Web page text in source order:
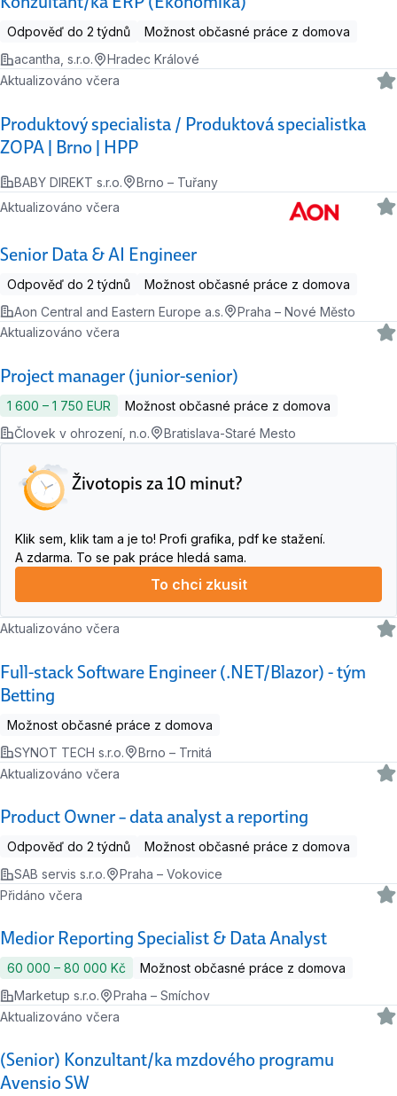
Odpověď do 2 týdnů
Možnost občasné práce z domova
acantha, s.r.o.
Hradec Králové
Produktový specialista / Produktová specialistka
ZOPA | Brno | HPP
Aktualizováno včera
BABY DIREKT s.r.o. Brno – Tuřany
Senior Data & AI Engineer
Aktualizováno včera
Odpověď do 2 týdnů
Možnost občasné práce z domova
Aon Central and Eastern Europe a.s.
Praha – Nové Město
Project manager (junior-senior)
Aktualizováno včera
1 600 ‍–‍ 1 750 EUR
Možnost občasné práce z domova
Človek v ohrození, n.o.
Bratislava-Staré Mesto
Životopis za 10 minut?
Klik sem, klik tam a je to! Profi grafika, pdf ke stažení.
A zdarma. To se pak práce hledá sama.
To chci zkusit
Full-stack Software Engineer (.NET/Blazor) - tým
Betting
Aktualizováno včera
Možnost občasné práce z domova
SYNOT TECH s.r.o.
Brno – Trnitá
Product Owner – data analyst a reporting
Aktualizováno včera
Odpověď do 2 týdnů
Možnost občasné práce z domova
SAB servis s.r.o.
Praha – Vokovice
Medior Reporting Specialist & Data Analyst
Přidáno včera
60 000 ‍–‍ 80 000 Kč
Možnost občasné práce z domova
Marketup s.r.o.
Praha – Smíchov
(Senior) Konzultant/ka mzdového programu
Avensio SW
Aktualizováno včera